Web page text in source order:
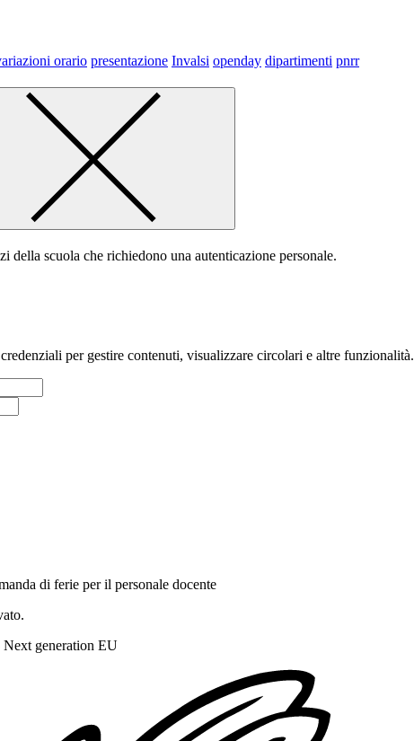
orario presentazione Invalsi openday dipartimenti pnrr
della scuola che richiedono una autenticazione personale.
per gestire contenuti, visualizzare circolari e altre funzionalità.
di ferie per il personale docente